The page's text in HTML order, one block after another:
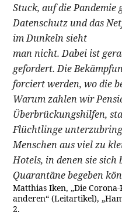
Stuck, auf die
Datenschutz und das
im Dunkeln sieht
man nicht. Dabei ist
gefordert. Die
forciert werden, wo die
Warum zahlen wir
Überbrückungshilfen,
Flüchtlinge
Menschen aus viel zu
Hotels, in denen sie sich
Quarantäne begeben
Matthias Iken, „Die
anderen“ (Leitartikel),
2.